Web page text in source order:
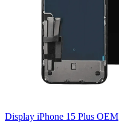
Display iPhone 15 Plus OEM